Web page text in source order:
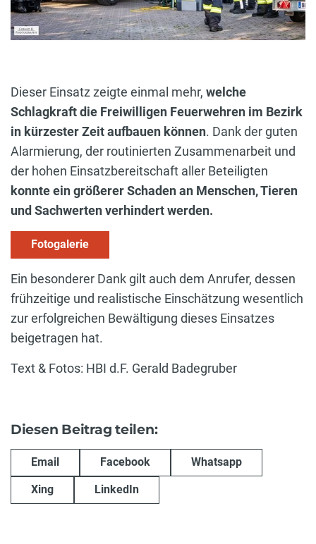
Dieser Einsatz zeigte einmal mehr, welche
Schlagkraft die Freiwilligen Feuerwehren im Bezirk
in kürzester Zeit aufbauen können. Dank der guten
Alarmierung, der routinierten Zusammenarbeit und
der hohen Einsatzbereitschaft aller Beteiligten
konnte ein größerer Schaden an Menschen, Tieren
und Sachwerten verhindert werden.
Fotogalerie
Ein besonderer Dank gilt auch dem Anrufer, dessen
frühzeitige und realistische Einschätzung wesentlich
zur erfolgreichen Bewältigung dieses Einsatzes
beigetragen hat.
Text & Fotos: HBI d.F. Gerald Badegruber
Diesen Beitrag teilen:
Email Facebook Whatsapp
Xing LinkedIn